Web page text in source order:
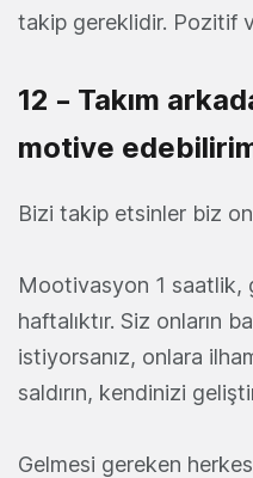
takip gereklidir. Pozitif
12 – Takım
motive
Bizi takip etsinler biz
Mootivasyon 1 saatlik,
haftalıktır. Siz onların
istiyorsanız, onlara
saldırın, kendinizi
Gelmesi gereken